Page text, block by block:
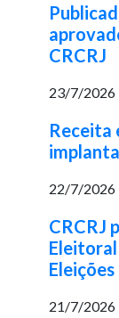
CRCRJ
23/7/2026
Receita
22/7/2026
CRCRJ
21/7/2026